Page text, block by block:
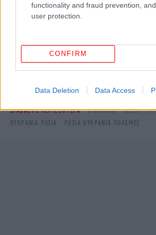
functionality and fraud prevention,
user protection.
CONFIRM
Data Deletion Data Access
πρώτοι όλες τις ειδήσεις
Δείτε όλες τις τελευταίεςΕιδήσεις
ΔΙΑΒΑΣΤΕ ΠΕΡΙΣΣΟΤΕΡΑ ΟΥΚΡΑΝΙΑ ΚΊΕΒΟ
ΟΥΚΡΑΝΙΑ ΡΩΣΙΑ
ΡΩΣΙΑ ΟΥΚΡΑΝΙΑ ΠΟΛΕΜΟΣ